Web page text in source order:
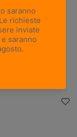
18 recensioni
LITE GTX -
con trattamento